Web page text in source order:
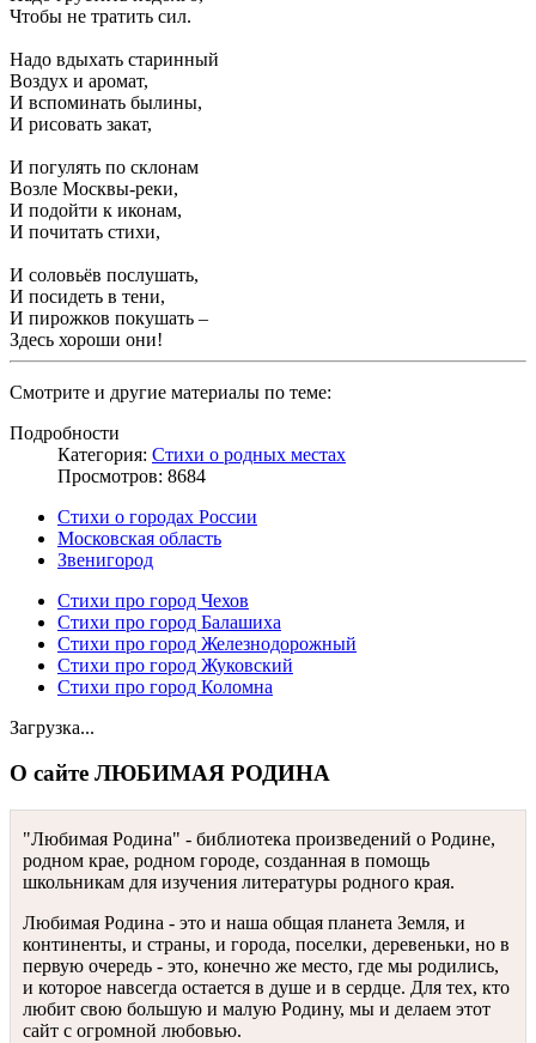
Чтобы не тратить сил.
Надо вдыхать старинный
Воздух и аромат,
И вспоминать былины,
И рисовать закат,
И погулять по склонам
Возле Москвы-реки,
И подойти к иконам,
И почитать стихи,
И соловьёв послушать,
И посидеть в тени,
И пирожков покушать –
Здесь хороши они!
Смотрите и другие материалы по теме:
Подробности
Категория: Стихи о родных местах
Просмотров: 8684
Стихи о городах России
Московская область
Звенигород
Стихи про город Чехов
Стихи про город Балашиха
Стихи про город Железнодорожный
Стихи про город Жуковский
Стихи про город Коломна
Загрузка...
О сайте ЛЮБИМАЯ РОДИНА
"Любимая Родина" - библиотека произведений о Родине,
родном крае, родном городе, созданная в помощь
школьникам для изучения литературы родного края.
Любимая Родина - это и наша общая планета Земля, и
континенты, и страны, и города, поселки, деревеньки, но в
первую очередь - это, конечно же место, где мы родились,
и которое навсегда остается в душе и в сердце. Для тех, кто
любит свою большую и малую Родину, мы и делаем этот
сайт с огромной любовью.